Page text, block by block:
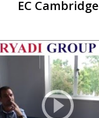
EC Cambridge